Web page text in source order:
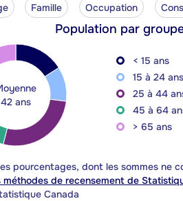
Famille Occupation
Population par
42 ans
< 15 ans
15 à 24 ans
25 à 44
45 à 64
> 65 ans
pourcentages, dont les sommes ne
méthodes de recensement de
Canada